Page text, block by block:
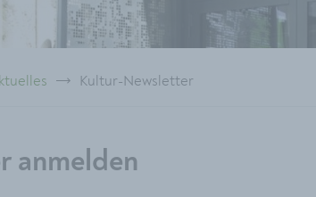
Kultur-Newsletter
anmelden